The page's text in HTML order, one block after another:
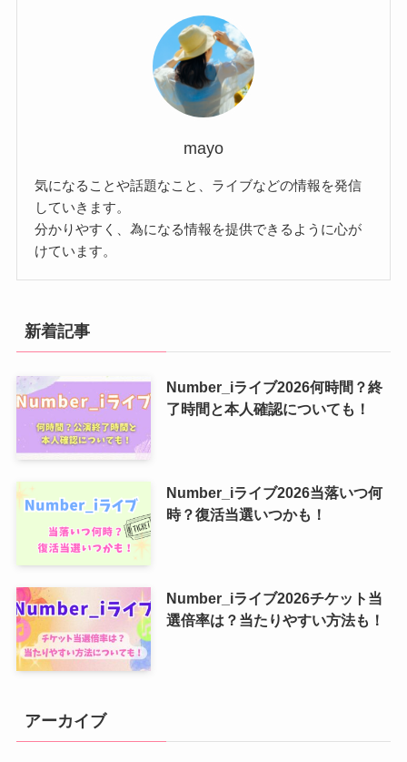
mayo
気になることや話題なこと、ライブなどの情報を発信
していきます。
分かりやすく、為になる情報を提供できるように心が
けています。
新着記事
Number_iライブ2026何時間？終
了時間と本人確認についても！
Number_iライブ2026当落いつ何
時？復活当選いつかも！
Number_iライブ2026チケット当
選倍率は？当たりやすい方法も！
アーカイブ